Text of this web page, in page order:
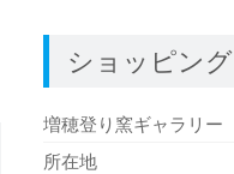
ショッピング
増穂登り窯ギャラリー
所在地